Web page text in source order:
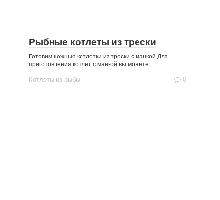
Рыбные котлеты из трески
Готовим нежные котлетки из трески с манкой Для
приготовления котлет с манкой вы можете
Котлеты из рыбы 0